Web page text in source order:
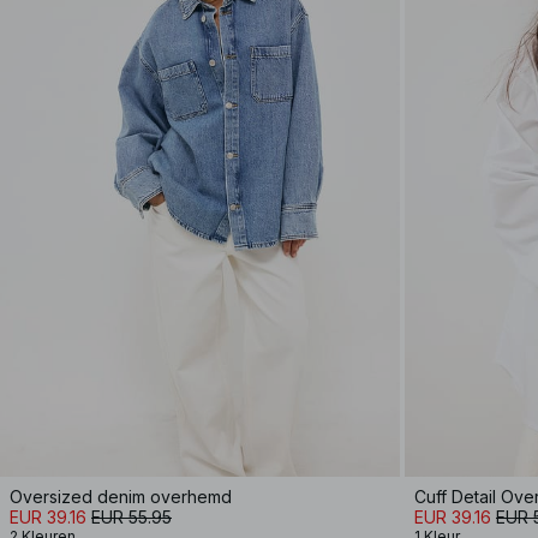
Oversized denim overhemd
EUR 39.16 EUR 55.95
Cuff Detail
EUR 39.16 EUR